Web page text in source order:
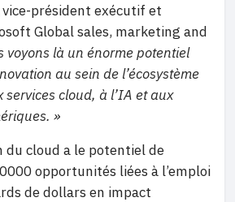
président exécutif et
Global sales, marketing and
voyons là un énorme potentiel
au sein de l’écosystème
cloud, à l’IA et aux
»
du cloud a le potentiel de
opportunités liées à l’emploi
de dollars en impact